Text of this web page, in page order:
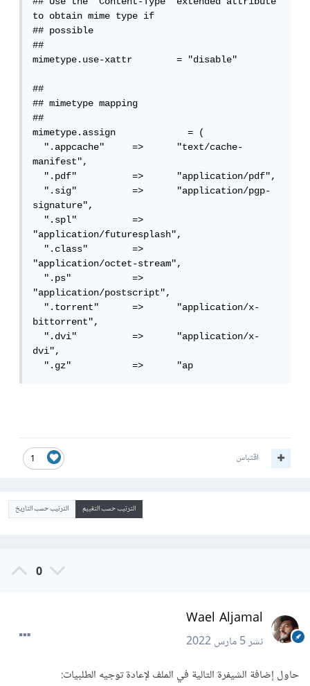
to obtain mime type if
## possible
##
mimetype.use-xattr        = "disable"
##
## mimetype mapping
##
mimetype.assign             = (
".appcache"     =>      "text/cache-
manifest",
".pdf"          =>      "application/pdf",
".sig"          =>      "application/pgp-
signature",
".spl"          =>
"application/futuresplash",
".class"        =>
"application/octet-stream",
".ps"           =>
"application/postscript",
".torrent"      =>      "application/x-
bittorrent",
".dvi"          =>      "application/x-
dvi",
".gz"           =>      "ap
1 اقتباس
الترتيب حسب التقييم الترتيب حسب التاريخ
0
Wael Aljamal
نشر5 مارس 2022
حاول إضافة الشيفرة التالية في الملف لإعادة توجيه الطلبيات: